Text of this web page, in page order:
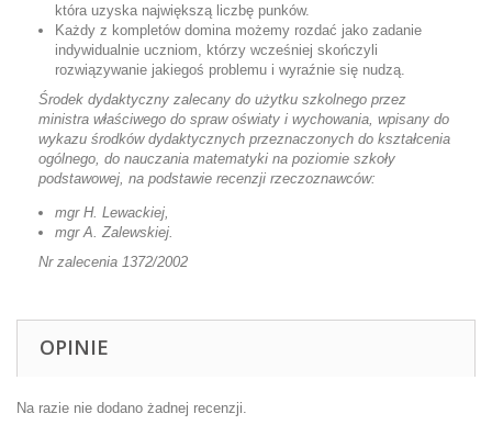
która uzyska największą liczbę punków.
Każdy z kompletów domina możemy rozdać jako zadanie
indywidualnie uczniom, którzy wcześniej skończyli
rozwiązywanie jakiegoś problemu i wyraźnie się nudzą.
Środek dydaktyczny zalecany do użytku szkolnego przez
ministra właściwego do spraw oświaty i wychowania, wpisany do
wykazu środków dydaktycznych przeznaczonych do kształcenia
ogólnego, do nauczania matematyki na poziomie szkoły
podstawowej, na podstawie recenzji rzeczoznawców:
mgr H. Lewackiej,
mgr A. Zalewskiej.
Nr zalecenia 1372/2002
OPINIE
Na razie nie dodano żadnej recenzji.